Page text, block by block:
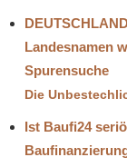
Landesnamen
Spurensuche
Die
Ist Baufi24